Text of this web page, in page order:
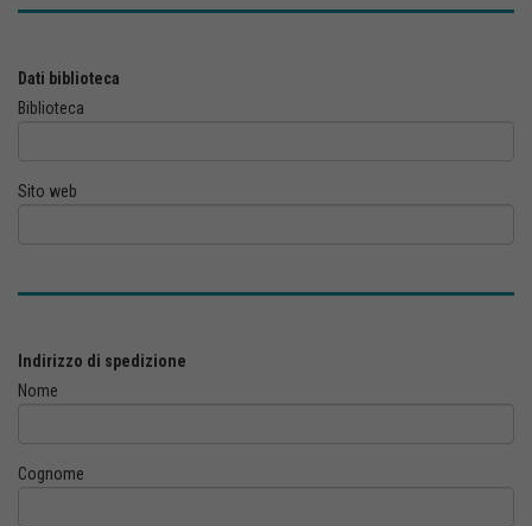
Dati biblioteca
Biblioteca
Sito web
Indirizzo di spedizione
Nome
Cognome